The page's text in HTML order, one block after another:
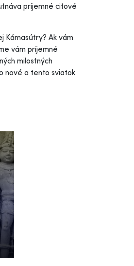
príjemné citové
Kámasútry? Ak vám
vám príjemné
milostných
nové a tento sviatok